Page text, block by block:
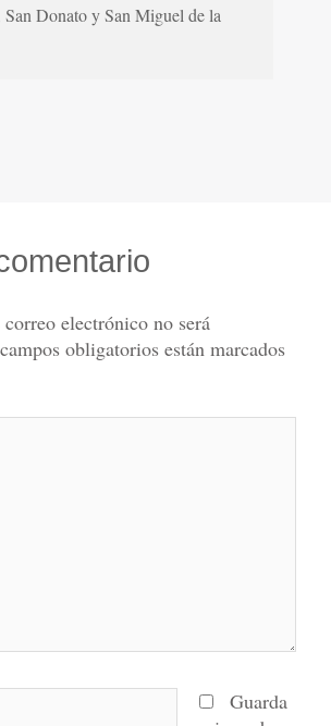
San Donato y San Miguel de la
electrónico no será
obligatorios están marcados
Guarda